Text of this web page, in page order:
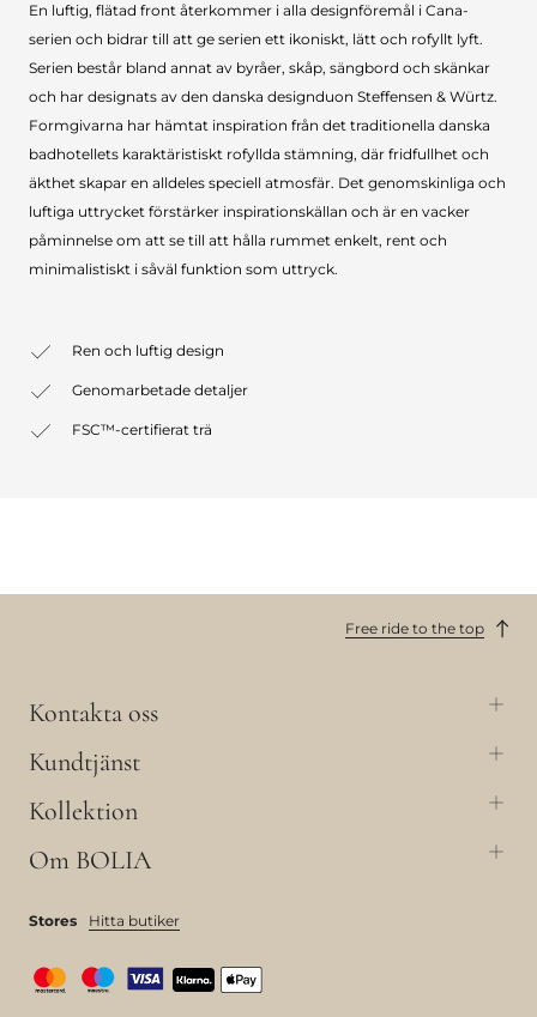
En luftig, flätad front återkommer i alla designföremål i Cana-
serien och bidrar till att ge serien ett ikoniskt, lätt och rofyllt lyft.
Serien består bland annat av byråer, skåp, sängbord och skänkar
och har designats av den danska designduon Steffensen & Würtz.
Formgivarna har hämtat inspiration från det traditionella danska
badhotellets karaktäristiskt rofyllda stämning, där fridfullhet och
äkthet skapar en alldeles speciell atmosfär. Det genomskinliga och
luftiga uttrycket förstärker inspirationskällan och är en vacker
påminnelse om att se till att hålla rummet enkelt, rent och
minimalistiskt i såväl funktion som uttryck.
Ren och luftig design
Genomarbetade detaljer
FSC™-certifierat trä
Free ride to the top
Kontakta oss
Kundtjänst
Kollektion
Om BOLIA
Stores Hitta butiker